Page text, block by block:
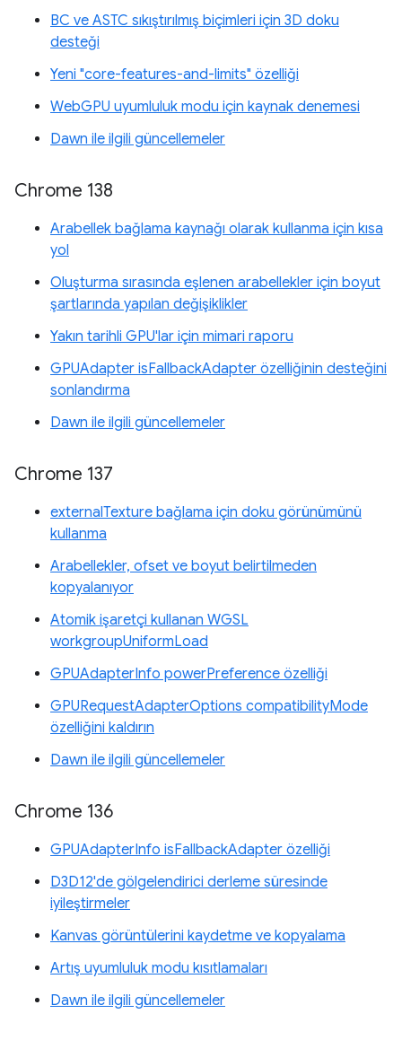
BC ve ASTC sıkıştırılmış biçimleri için 3D doku
desteği
Yeni "core-features-and-limits" özelliği
WebGPU uyumluluk modu için kaynak denemesi
Dawn ile ilgili güncellemeler
Chrome 138
Arabellek bağlama kaynağı olarak kullanma için kısa
yol
Oluşturma sırasında eşlenen arabellekler için boyut
şartlarında yapılan değişiklikler
Yakın tarihli GPU'lar için mimari raporu
GPUAdapter isFallbackAdapter özelliğinin desteğini
sonlandırma
Dawn ile ilgili güncellemeler
Chrome 137
externalTexture bağlama için doku görünümünü
kullanma
Arabellekler, ofset ve boyut belirtilmeden
kopyalanıyor
Atomik işaretçi kullanan WGSL
workgroupUniformLoad
GPUAdapterInfo powerPreference özelliği
GPURequestAdapterOptions compatibilityMode
özelliğini kaldırın
Dawn ile ilgili güncellemeler
Chrome 136
GPUAdapterInfo isFallbackAdapter özelliği
D3D12'de gölgelendirici derleme süresinde
iyileştirmeler
Kanvas görüntülerini kaydetme ve kopyalama
Artış uyumluluk modu kısıtlamaları
Dawn ile ilgili güncellemeler